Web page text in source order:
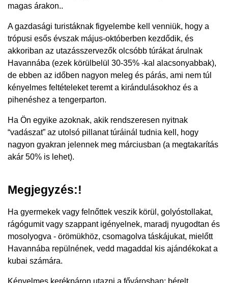
magas árakon..
A gazdasági turistáknak figyelembe kell venniük, hogy a
trópusi esős évszak május-októberben kezdődik, és
akkoriban az utazásszervezők olcsóbb túrákat árulnak
Havannába (ezek körülbelül 30-35% -kal alacsonyabbak),
de ebben az időben nagyon meleg és párás, ami nem túl
kényelmes feltételeket teremt a kirándulásokhoz és a
pihenéshez a tengerparton.
Ha Ön egyike azoknak, akik rendszeresen nyitnak
“vadászat” az utolsó pillanat túráinál tudnia kell, hogy
nagyon gyakran jelennek meg márciusban (a megtakarítás
akár 50% is lehet).
Megjegyzés:!
Ha gyermekek vagy felnőttek veszik körül, golyóstollakat,
rágógumit vagy szappant igényelnek, maradj nyugodtan és
mosolyogva - örömükhöz, csomagolva táskájukat, mielőtt
Havannába repülnének, vedd magaddal kis ajándékokat a
kubai számára.
Kényelmes kerékpáron utazni a fővárosban: bérelt